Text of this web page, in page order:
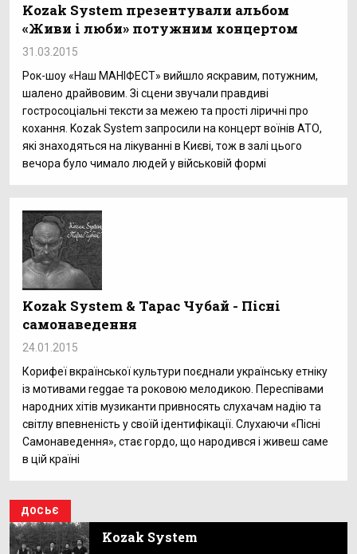
Kozak System презентували альбом
«Живи і люби» потужним концертом
31.03.2015
Рок-шоу «Наш МАНІФЕСТ» вийшло яскравим, потужним,
шалено драйвовим. Зі сцени звучали правдиві
гостросоціальні тексти за межею та прості ліричні про
кохання. Kozak System запросили на концерт воїнів АТО,
які знаходяться на лікуванні в Києві, тож в залі цього
вечора було чимало людей у військовій формі
Kozak System & Тарас Чубай - Пісні
самонаведення
24.01.2015
Корифеї вкраїнської культури поєднали українську етніку
із мотивами reggae та роковою мелодикою. Переспівами
народних хітів музиканти привносять слухачам надію та
світлу впевненість у своїй ідентифікації. Слухаючи «Пісні
Самонаведення», стає гордо, що народився і живеш саме
в цій країні
ДОСЬЄ
Kozak System